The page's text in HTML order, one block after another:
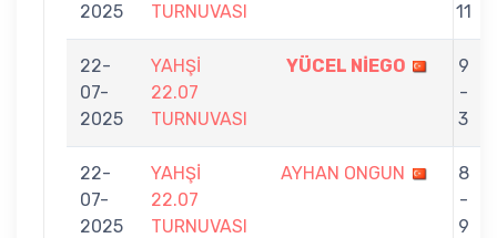
2025
TURNUVASI
11
22-
07-
2025
YAHŞİ
22.07
TURNUVASI
YÜCEL NİEGO
9
-
3
22-
07-
2025
YAHŞİ
22.07
TURNUVASI
AYHAN ONGUN
8
-
9